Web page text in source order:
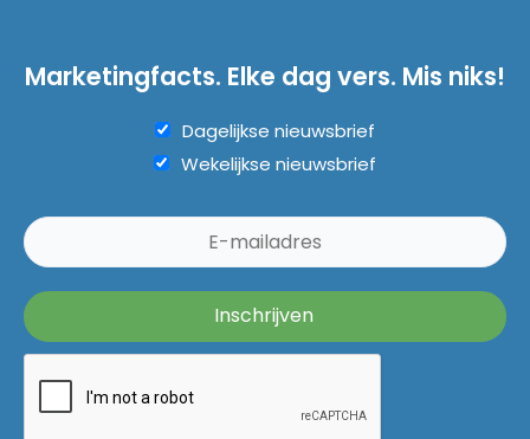
Marketingfacts. Elke dag vers. Mis niks!
Dagelijkse nieuwsbrief
Wekelijkse nieuwsbrief